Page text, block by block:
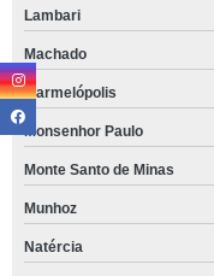
Lambari
Machado
Marmelópolis
Monsenhor Paulo
Monte Santo de Minas
Munhoz
Natércia